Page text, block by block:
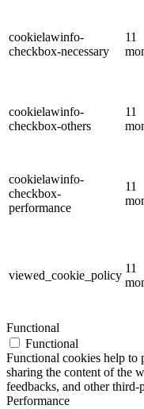
cookielawinfo-
checkbox-necessary
11
cookielawinfo-
checkbox-others
11
cookielawinfo-
checkbox-
performance
11
viewed_cookie_policy
11
Functional
Functional
Functional cookies help to
sharing the content of the
feedbacks, and other third-
Performance